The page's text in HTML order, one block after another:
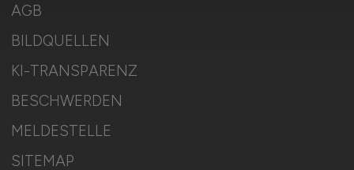
AGB
BILDQUELLEN
KI-TRANSPARENZ
BESCHWERDEN
MELDESTELLE
SITEMAP